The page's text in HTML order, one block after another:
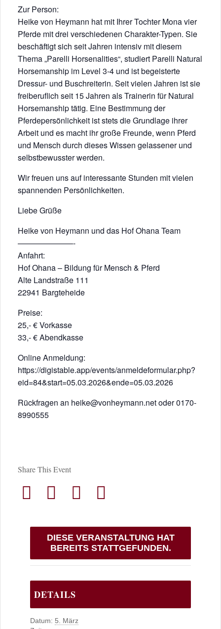
Zur Person:
Heike von Heymann hat mit Ihrer Tochter Mona vier
Pferde mit drei verschiedenen Charakter-Typen. Sie
beschäftigt sich seit Jahren intensiv mit diesem
Thema „Parelli Horsenalities“, studiert Parelli Natural
Horsemanship im Level 3-4 und ist begeisterte
Dressur- und Buschreiterin. Seit vielen Jahren ist sie
freiberuflich seit 15 Jahren als Trainerin für Natural
Horsemanship tätig. Eine Bestimmung der
Pferdepersönlichkeit ist stets die Grundlage ihrer
Arbeit und es macht ihr große Freunde, wenn Pferd
und Mensch durch dieses Wissen gelassener und
selbstbewusster werden.
Wir freuen uns auf interessante Stunden mit vielen
spannenden Persönlichkeiten.
Liebe Grüße
Heike von Heymann und das Hof Ohana Team
———————-
Anfahrt:
Hof Ohana – Bildung für Mensch & Pferd
Alte Landstraße 111
22941 Bargteheide
Preise:
25,- € Vorkasse
33,- € Abendkasse
Online Anmeldung:
https://digistable.app/events/anmeldeformular.php?
eid=84&start=05.03.2026&ende=05.03.2026
Rückfragen an heike@vonheymann.net oder 0170-
8990555
Share This Event
DIESE VERANSTALTUNG HAT
BEREITS STATTGEFUNDEN.
DETAILS
Datum: 5. März